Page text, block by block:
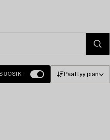
Päättyy pian